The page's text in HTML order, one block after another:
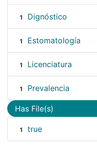
1 Dignóstico
1 Estomatología
1 Licenciatura
1 Prevalencia
Has File(s)
1 true